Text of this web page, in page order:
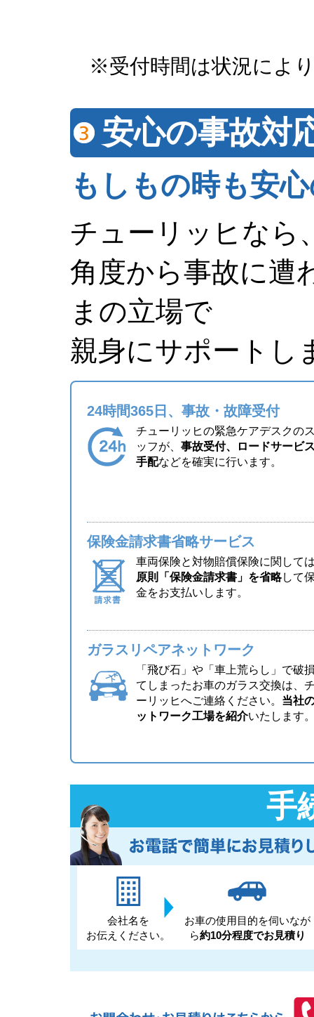
※受付時間は状況によ
安心の事故対
もしもの時も安
チューリッヒなら
角度から事故に遭
まの立場で
親身にサポートし
24時間365日、事故・故障受付
チューリッヒの緊急ケアデスクの
ッフが、 事故受付、ロードサービ
手配などを確実に行います。
保険金請求書省略サービス
車両保険と対物賠償保険に関して
原則「保険金請求書」を省略して
金をお支払いします。
ガラスリペアネットワーク
「飛び石」や「車上荒らし」で破
てしまったお車のガラス交換は、
ーリッヒへご連絡ください。 当社
ットワーク工場を紹介いたします
手
会社名を
お伝えください。
お車の使用目的を伺いなが
ら約10分程度でお見積り